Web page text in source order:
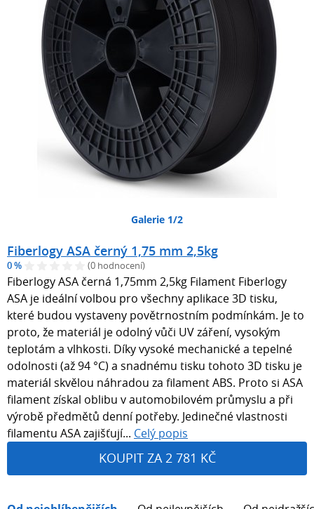
Galerie 1/2
Fiberlogy ASA černý 1,75 mm 2,5kg
0 % (0 hodnocení)
Fiberlogy ASA černá 1,75mm 2,5kg Filament Fiberlogy
ASA je ideální volbou pro všechny aplikace 3D tisku,
které budou vystaveny povětrnostním podmínkám. Je to
proto, že materiál je odolný vůči UV záření, vysokým
teplotám a vlhkosti. Díky vysoké mechanické a tepelné
odolnosti (až 94 °C) a snadnému tisku tohoto 3D tisku je
materiál skvělou náhradou za filament ABS. Proto si ASA
filament získal oblibu v automobilovém průmyslu a při
výrobě předmětů denní potřeby. Jedinečné vlastnosti
filamentu ASA zajišťují... Celý popis
KOUPIT ZA 2 781 KČ